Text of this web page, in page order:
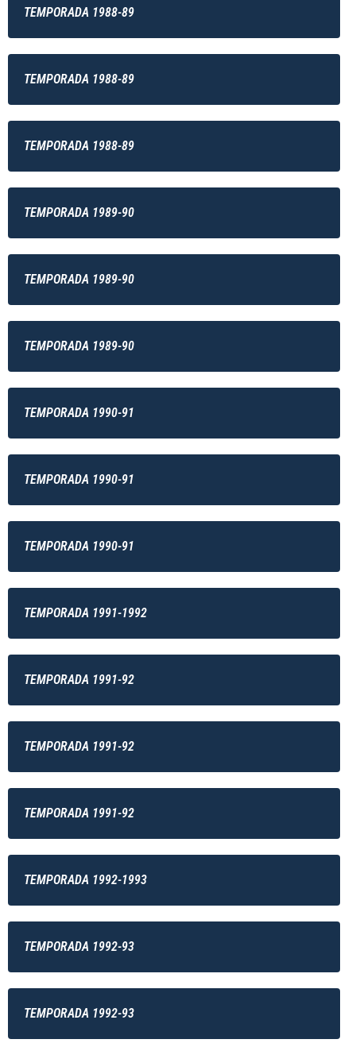
TEMPORADA 1988-89
TEMPORADA 1988-89
TEMPORADA 1988-89
TEMPORADA 1989-90
TEMPORADA 1989-90
TEMPORADA 1989-90
TEMPORADA 1990-91
TEMPORADA 1990-91
TEMPORADA 1990-91
TEMPORADA 1991-1992
TEMPORADA 1991-92
TEMPORADA 1991-92
TEMPORADA 1991-92
TEMPORADA 1992-1993
TEMPORADA 1992-93
TEMPORADA 1992-93